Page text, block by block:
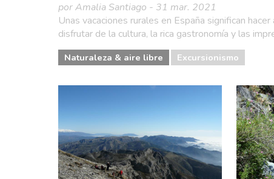
por Amalia Santiago - 31 mar. 2021
Unas vacaciones rurales en España significan
disfrutar de la cultura, la rica gastronomía y las
Naturaleza & aire libre Excursionismo